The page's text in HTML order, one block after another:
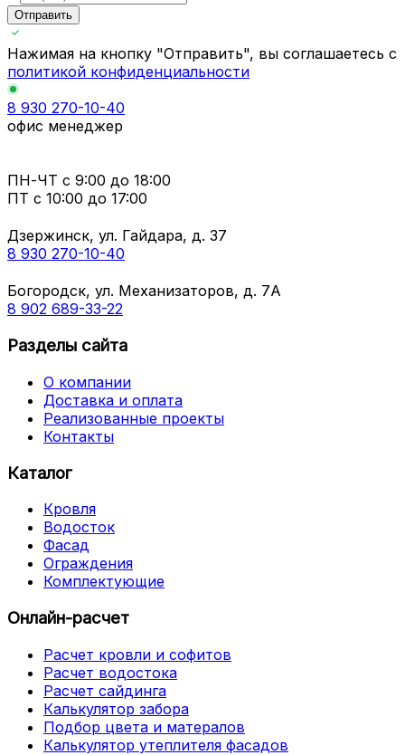
Отправить
Нажимая на кнопку "Отправить", вы соглашаетесь с
политикой конфиденциальности
8 930 270-10-40
офис менеджер
ПН-ЧТ с 9:00 до 18:00
ПТ с 10:00 до 17:00
Дзержинск, ул. Гайдара, д. 37
8 930 270-10-40
Богородск, ул. Механизаторов, д. 7А
8 902 689-33-22
Разделы сайта
О компании
Доставка и оплата
Реализованные проекты
Контакты
Каталог
Кровля
Водосток
Фасад
Ограждения
Комплектующие
Онлайн-расчет
Расчет кровли и софитов
Расчет водостока
Расчет сайдинга
Калькулятор забора
Подбор цвета и матералов
Калькулятор утеплителя фасадов